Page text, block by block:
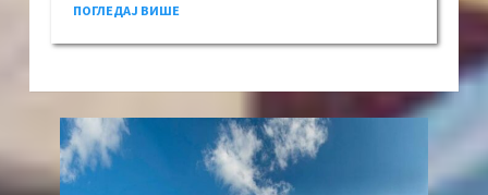
ПОГЛЕДАЈ ВИШЕ